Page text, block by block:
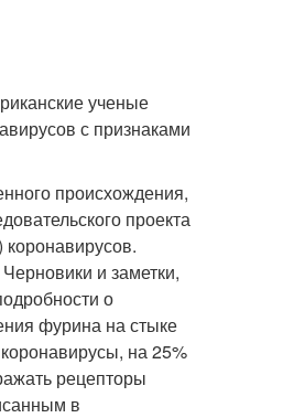
ученые
с признаками
происхождения,
проекта
и заметки,
о
фурина на стыке
на 25%
рецепторы
в